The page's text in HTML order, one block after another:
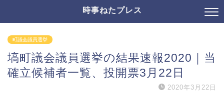
時事ねたプレス
町議会議員選挙
塙町議会議員選挙の結果速報2020｜当
確立候補者一覧、投開票3月22日
2020年3月22日